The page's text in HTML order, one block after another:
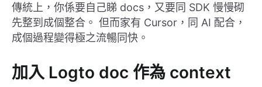
傳統上，你係要自己睇 docs，又要同 SDK 慢慢砌
先整到成個整合。 但而家有 Cursor，同 AI 配合，
成個過程變得極之流暢同快。
加入 Logto doc 作為 context